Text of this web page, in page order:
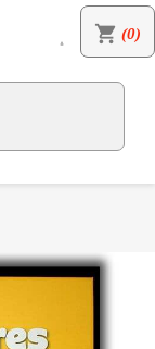
shopping_cart (0)
